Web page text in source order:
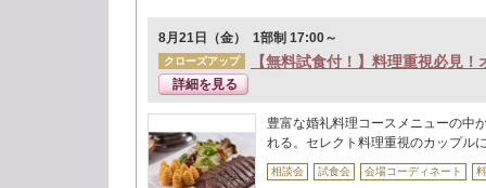
8月21日（金） 1部制 17:00～
クローズアップ 【無料試食付！】料理重視必見
詳細を見る
豊富な婚礼料理コースメニューの中
れる。セレクト料理重視のカップル
相談会 試食会 会場コーディネート